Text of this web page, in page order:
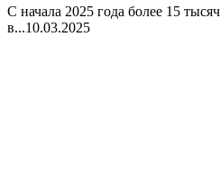
С начала 2025 года более 15
в...10.03.2025